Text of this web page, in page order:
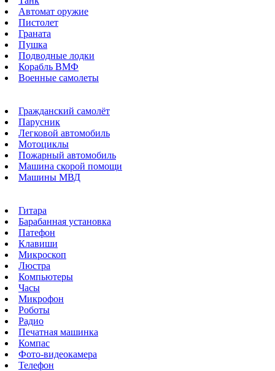
Автомат оружие
Пистолет
Граната
Пушка
Подводные лодки
Корабль ВМФ
Военные самолеты
Гражданский самолёт
Парусник
Легковой автомобиль
Мотоциклы
Пожарный автомобиль
Машина скорой помощи
Машины МВД
Гитара
Барабанная установка
Патефон
Клавиши
Микроскоп
Люстра
Компьютеры
Часы
Микрофон
Роботы
Радио
Печатная машинка
Компас
Фото-видеокамера
Телефон